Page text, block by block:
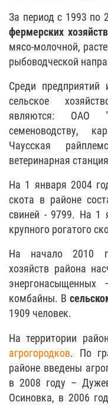
За период с 1993 по
фермерских хозяйств
мясо-молочной,
рыбоводческой
Среди предприятий
сельское
являются: ОАО
семеноводству,
Чаусская
ветеринарная
На 1 января 2004
скота в районе
свиней - 9799. На 1
крупного рогатого
На начало 2010
хозяйств района
комбайны. В
1909 человек.
На территории
агрогородков. По
районе введены
в 2008 году –
Осиновка, в 2006